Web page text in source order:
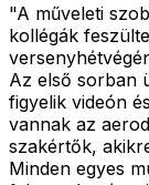
"A műveleti
kollégák
Az első sorban
figyelik videón
vannak az
szakértők,
Minden egyes